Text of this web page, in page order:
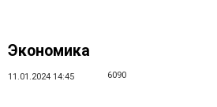
Экономика
11.01.2024 14:45 6090